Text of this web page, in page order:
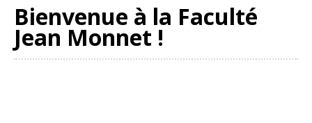
Bienvenue à la Faculté
Jean Monnet !